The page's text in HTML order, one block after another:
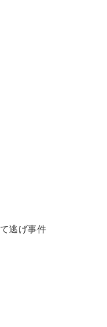
逃げ事件